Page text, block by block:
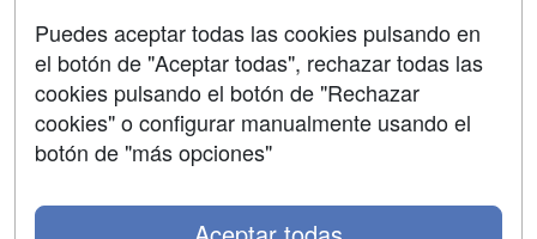
Copyleft
Puedes aceptar todas las cookies pulsando en
el botón de "Aceptar todas", rechazar todas las
cookies pulsando el botón de "Rechazar
cookies" o configurar manualmente usando el
botón de "más opciones"